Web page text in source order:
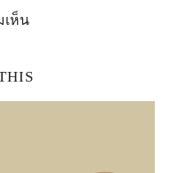
เห็น